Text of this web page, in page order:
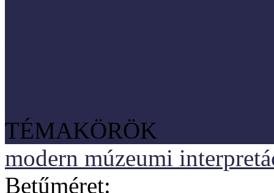
TÉMAKÖRÖK
modern múzeumi
Betűméret: